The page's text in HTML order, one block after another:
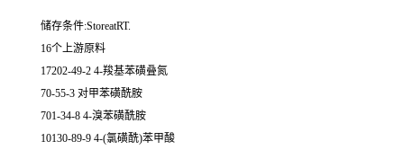
储存条件:StoreatRT.
16个上游原料
17202-49-2 4-羧基苯磺叠氮
70-55-3 对甲苯磺酰胺
701-34-8 4-溴苯磺酰胺
10130-89-9 4-(氯磺酰)苯甲酸